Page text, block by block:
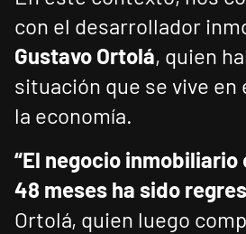
con el desarrollador
Gustavo Ortolá, quien
situación que se vive
la economía.
“El negocio
48 meses ha sido
Ortolá, quien luego